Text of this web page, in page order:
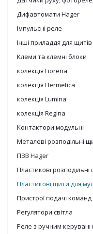
Дифавтомати Hager
Імпульсні реле
Інші приладдя для щитів
Клеми та клемні блоки
колекція Fiorena
колекція Hermetica
колекція Lumina
колекція Regina
Контактори модульні
Металеві розподільні
ПЗВ Hager
Пластикові
Пластикові щити для
Пристрої подачі команд
Регулятори світла
Реле з ручним